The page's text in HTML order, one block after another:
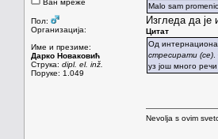
Ван мреже
Пол:
Организација:
Име и презиме:
Дарко Новаковић
Струка: dipl. el. inž.
Поруке: 1.049
Malo sam
Изгледа да
Цитат
Од
стресирати (се)
уз још много
Nevolja s ovim